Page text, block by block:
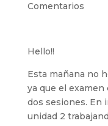
Comentarios
Hello!!
Esta mañana no
ya que el examen
dos sesiones. En
unidad 2